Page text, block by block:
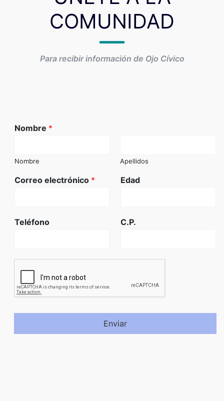
COMUNIDAD
Para recibir información de Ojo Cívico
Nombre *
Nombre Apellidos
Correo electrónico * Edad
Teléfono C.P.
Enviar